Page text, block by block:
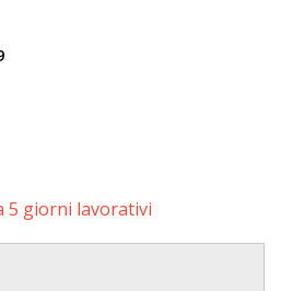
5 giorni lavorativi